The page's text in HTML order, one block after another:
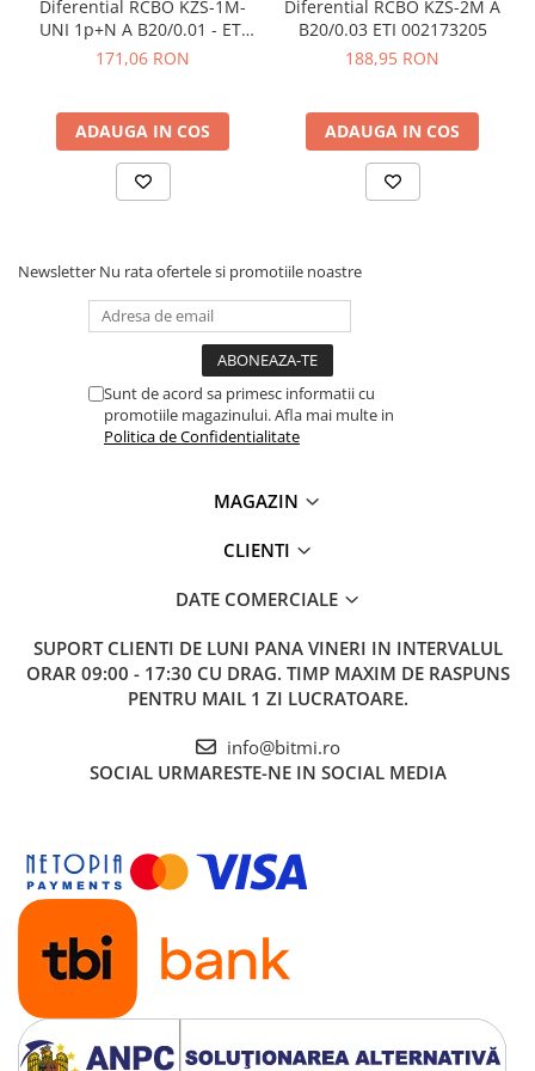
Diferential RCBO KZS-1M-
UNI 1p+N A B20/0.01 - ETI
002176005
171,06 RON
ADAUGA IN COS
Diferential RCBO KZS-2M A
B20/0.03 ETI 002173205
188,95 RON
ADAUGA IN COS
Newsletter Nu rata ofertele si promotiile noastre
Sunt de acord sa primesc informatii cu
promotiile magazinului. Afla mai multe in
Politica de Confidentialitate
MAGAZIN
CLIENTI
DATE COMERCIALE
SUPORT CLIENTI DE LUNI PANA VINERI IN INTERVALUL
ORAR 09:00 - 17:30 CU DRAG. TIMP MAXIM DE RASPUNS
PENTRU MAIL 1 ZI LUCRATOARE.
info@bitmi.ro
SOCIAL URMARESTE-NE IN SOCIAL MEDIA